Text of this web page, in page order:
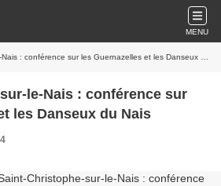
MENU
: conférence sur les Guernazelles et les Danseux du Nais
le-Nais : conférence sur
les Danseux du Nais